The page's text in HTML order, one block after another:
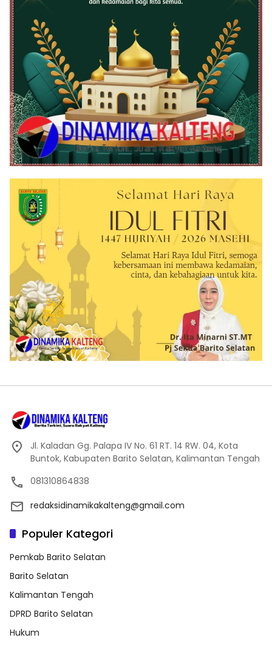
Jl. Kaladan Gg. Palapa IV No. 61 RT. 14 RW. 04, Kota
Buntok, Kabupaten Barito Selatan, Kalimantan Tengah
081310864838
redaksidinamikakalteng@gmail.com
Populer Kategori
Pemkab Barito Selatan
Barito Selatan
Kalimantan Tengah
DPRD Barito Selatan
Hukum